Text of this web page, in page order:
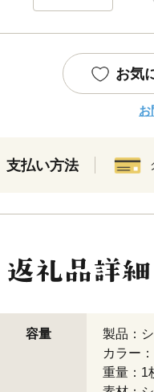
お気
お
支払い方法
容量
製品：
カラー
重量：